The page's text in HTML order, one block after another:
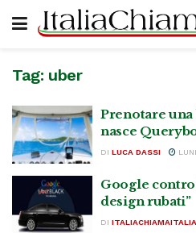
Tag: uber
Prenotare una
nasce
DI LUCA DASSI
Google
design rubati”
DI ITALIACHIAMAITALIA